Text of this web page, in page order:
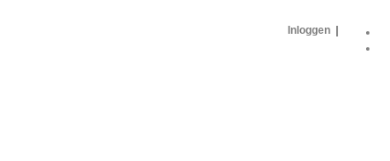
Inloggen